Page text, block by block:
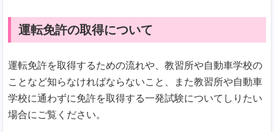
運転免許の取得について
運転免許を取得するための流れや、教習所や自動車学校の
ことなど知らなければならないこと、また教習所や自動車
学校に通わずに免許を取得する一発試験についてしりたい
場合にご覧ください。